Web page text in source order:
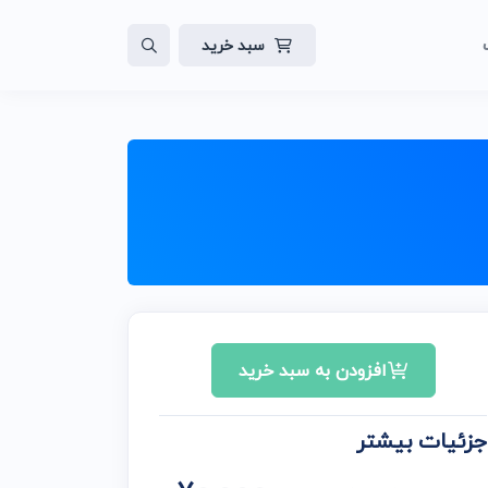
سبد خرید
افزودن به سبد خرید
جزئیات بیشتر